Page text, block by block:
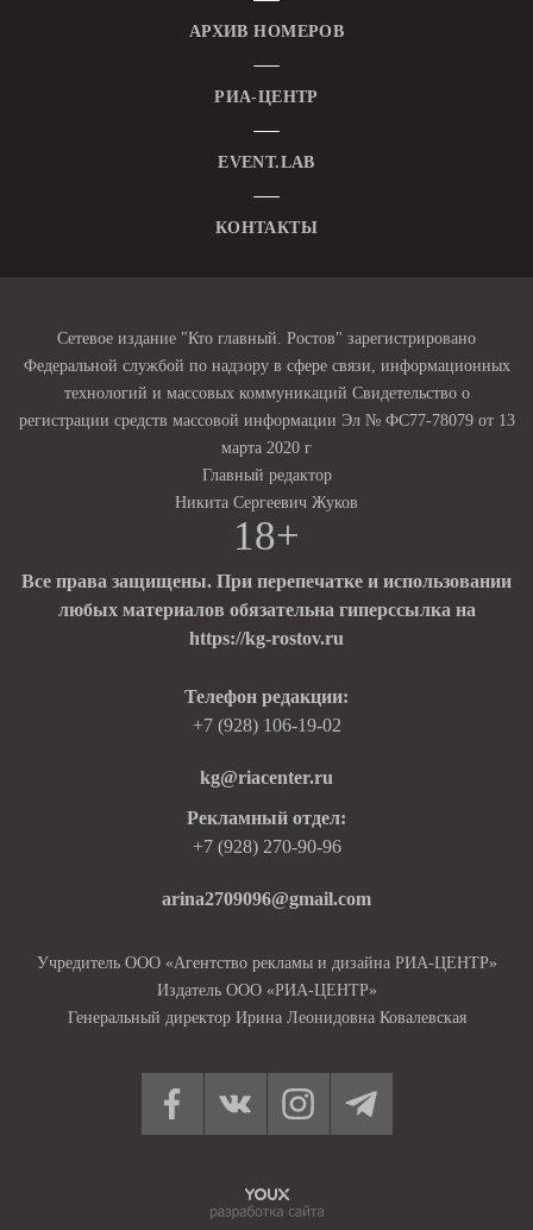
АРХИВ НОМЕРОВ
РИА-ЦЕНТР
EVENT.LAB
КОНТАКТЫ
Сетевое издание "Кто главный. Ростов" зарегистрировано
Федеральной службой по надзору в сфере связи, информационных
технологий и массовых коммуникаций Свидетельство о
регистрации средств массовой информации Эл № ФС77-78079 от 13
марта 2020 г
Главный редактор
Никита Сергеевич Жуков
18+
Все права защищены. При перепечатке и использовании
любых материалов обязательна гиперссылка на
https://kg-rostov.ru
Телефон редакции:
+7 (928) 106-19-02
kg@riacenter.ru
Рекламный отдел:
+7 (928) 270-90-96
arina2709096@gmail.com
Учредитель ООО «Агентство рекламы и дизайна РИА-ЦЕНТР»
Издатель ООО «РИА-ЦЕНТР»
Генеральный директор Ирина Леонидовна Ковалевская